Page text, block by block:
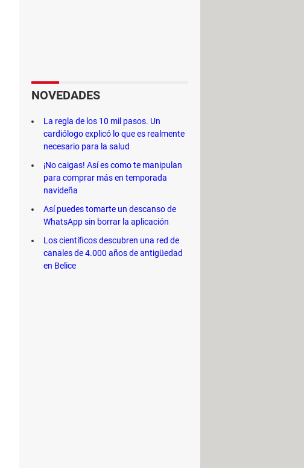
NOVEDADES
La regla de los 10 mil pasos. Un
cardiólogo explicó lo que es realmente
necesario para la salud
¡No caigas! Así es como te manipulan
para comprar más en temporada
navideña
Así puedes tomarte un descanso de
WhatsApp sin borrar la aplicación
Los científicos descubren una red de
canales de 4.000 años de antigüedad
en Belice